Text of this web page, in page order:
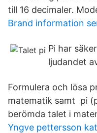
till 16 decimaler.
Brand information
Pi har
ljudandet
Formulera och lösa
matematik samt pi
berömda talet i
Yngve pettersson